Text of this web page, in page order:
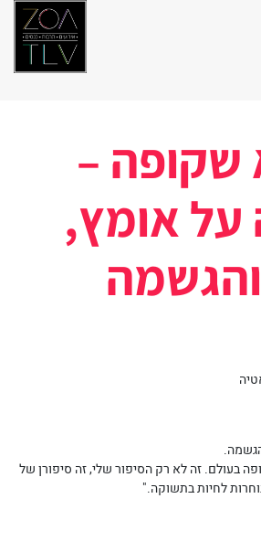
שקופה –
אומץ,
בעולם. זה לא רק הסיפור שלי, זה סיפורן של
לחיות בתשוקה."